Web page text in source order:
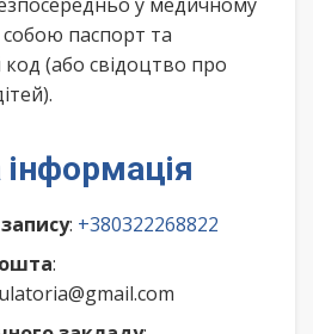
паспорт та
код (або свідоцтво про
: +380322268822
: